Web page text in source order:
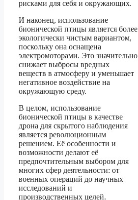
рисками для себя и окружающих.
И наконец, использование
бионической птицы является более
экологически чистым вариантом,
поскольку она оснащена
электромоторами. Это значительно
снижает выбросы вредных
веществ в атмосферу и уменьшает
негативное воздействие на
окружающую среду.
В целом, использование
бионической птицы в качестве
дрона для скрытого наблюдения
является революционным
решением. Её особенности и
возможности делают её
предпочтительным выбором для
многих сфер деятельности: от
военных операций до научных
исследований и
производственных целей.